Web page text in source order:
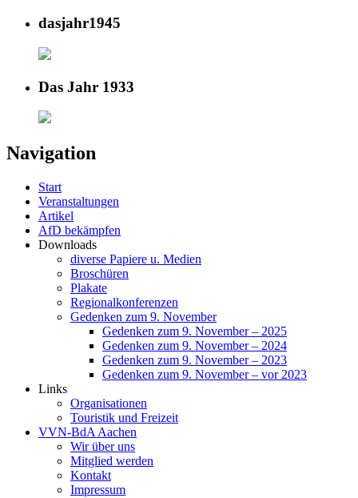
dasjahr1945
Das Jahr 1933
Navigation
Start
Veranstaltungen
Artikel
AfD bekämpfen
Downloads
diverse Papiere u. Medien
Broschüren
Plakate
Regionalkonferenzen
Gedenken zum 9. November
Gedenken zum 9. November – 2025
Gedenken zum 9. November – 2024
Gedenken zum 9. November – 2023
Gedenken zum 9. November – vor 2023
Links
Organisationen
Touristik und Freizeit
VVN-BdA Aachen
Wir über uns
Mitglied werden
Kontakt
Impressum